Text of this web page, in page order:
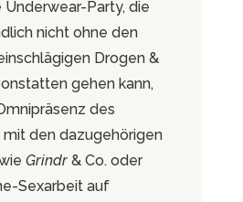
Underwear-Party, die
nicht ohne den
Drogen &
gehen kann,
des
den dazugehörigen
Grindr& Co. oder
Sexarbeit auf